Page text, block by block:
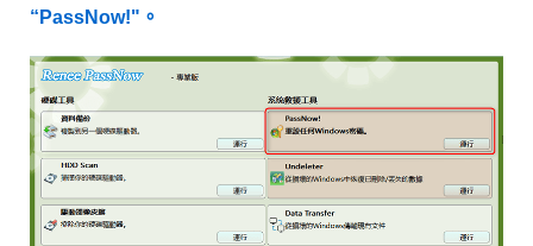
“PassNow!"。